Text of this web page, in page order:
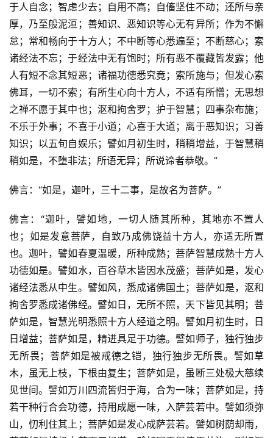
于人自念；智虑少去；自用不高；自傗坚住不动；还所与亲
厚，乃至般泥洹；善知识、恶知识等心无有异所；作为不懈
怠；常和畅向于十方人；不中断等心悉遍至；不断慈心；索
诸经法不忘；于经法中无有饱时；所有恶不覆藏皆发露；他
人有短不念其短恶；诸福功德悉究竟；索所施与；但发心索
佛耳，一切不索；有所生心向十方人，不适有所憎；无思想
之禅不愿于其中也；沤和拘舍罗；护于智慧；四事杂布施；
不乐于外事；不喜于小道；心喜于大道；离于恶知识；习善
知识；以五旬自娱乐；譬如月初生时，稍稍增益，于智慧稍
稍如是，不堕非法；所语无异；所说谛者恭敬。”
佛言：“如是，迦叶，三十二事，是故名为菩萨。”
佛言：“迦叶，譬如地，一切人随其所种，其地亦不置人
也；如是发意菩萨，自致乃成佛饶益十方人，亦适无所置
也。迦叶，譬如春夏温暖，所种成熟；菩萨智慧成熟十方人
功德如是。譬如水，百谷草木皆因水茂盛；菩萨如是，发心
诸经法悉从中生。譬如风，悉成诸佛国土；菩萨如是，沤和
拘舍罗悉成诸佛经。譬如日，无所不照，天下皆见其明；菩
萨如是，智慧光明悉照十方人经道之明。譬如月初生时，日
日增益；菩萨如是，精进具足于功德。譬如师子，独行独步
无所畏；菩萨如是被戒德之铠，独行独步无所畏。譬如草
木，虽无上枝，下根由复生；菩萨如是，虽断三处极大慈续
见世间。譬如万川四流皆归于海，合为一味；菩萨如是，持
若干种行合会功德，持用成愿一味，入萨芸若中。譬如须弥
山，忉利住其上；菩萨如是发心成萨芸若。譬如树荫却雨，